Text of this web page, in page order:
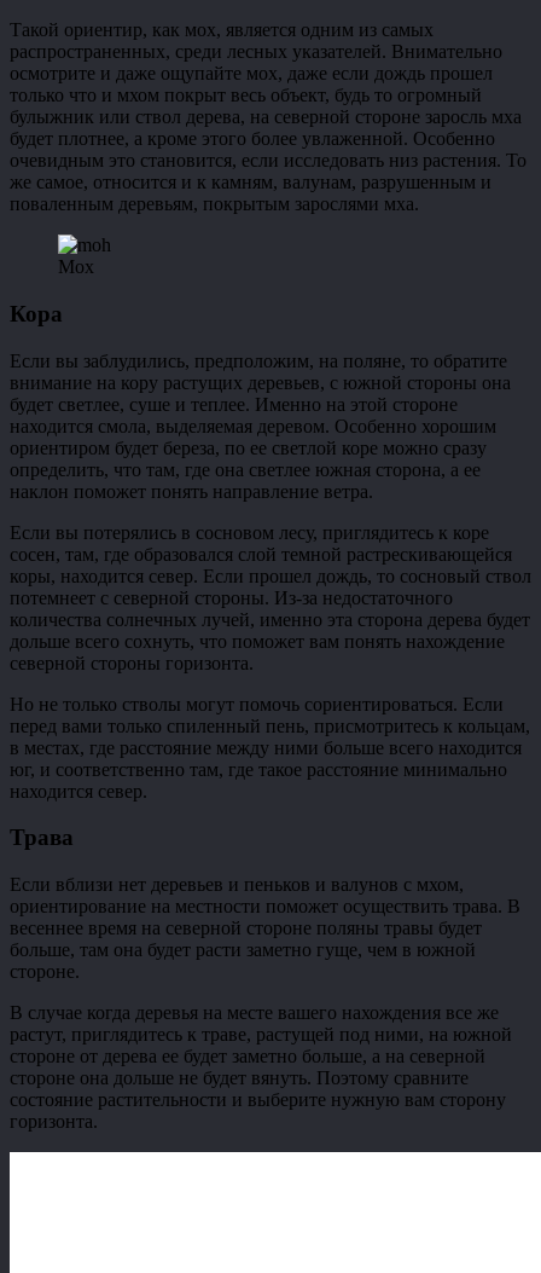
Такой ориентир, как мох, является одним из самых
распространенных, среди лесных указателей. Внимательно
осмотрите и даже ощупайте мох, даже если дождь прошел
только что и мхом покрыт весь объект, будь то огромный
булыжник или ствол дерева, на северной стороне заросль мха
будет плотнее, а кроме этого более увлаженной. Особенно
очевидным это становится, если исследовать низ растения. То
же самое, относится и к камням, валунам, разрушенным и
поваленным деревьям, покрытым зарослями мха.
Мох
Кора
Если вы заблудились, предположим, на поляне, то обратите
внимание на кору растущих деревьев, с южной стороны она
будет светлее, суше и теплее. Именно на этой стороне
находится смола, выделяемая деревом. Особенно хорошим
ориентиром будет береза, по ее светлой коре можно сразу
определить, что там, где она светлее южная сторона, а ее
наклон поможет понять направление ветра.
Если вы потерялись в сосновом лесу, приглядитесь к коре
сосен, там, где образовался слой темной растрескивающейся
коры, находится север. Если прошел дождь, то сосновый ствол
потемнеет с северной стороны. Из-за недостаточного
количества солнечных лучей, именно эта сторона дерева будет
дольше всего сохнуть, что поможет вам понять нахождение
северной стороны горизонта.
Но не только стволы могут помочь сориентироваться. Если
перед вами только спиленный пень, присмотритесь к кольцам,
в местах, где расстояние между ними больше всего находится
юг, и соответственно там, где такое расстояние минимально
находится север.
Трава
Если вблизи нет деревьев и пеньков и валунов с мхом,
ориентирование на местности поможет осуществить трава. В
весеннее время на северной стороне поляны травы будет
больше, там она будет расти заметно гуще, чем в южной
стороне.
В случае когда деревья на месте вашего нахождения все же
растут, приглядитесь к траве, растущей под ними, на южной
стороне от дерева ее будет заметно больше, а на северной
стороне она дольше не будет вянуть. Поэтому сравните
состояние растительности и выберите нужную вам сторону
горизонта.